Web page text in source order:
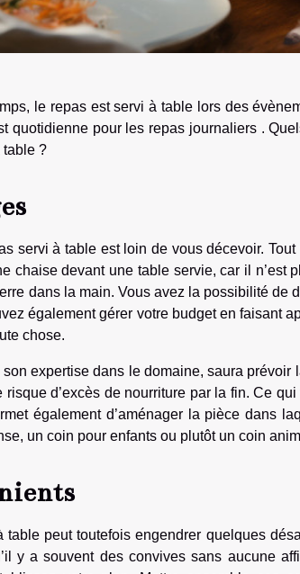
le repas est servi à table lors des
quotidienne pour les repas journaliers .
table ?
servi à table est loin de vous décevoir.
chaise devant une table servie, car il n’est
dans la main. Vous avez la possibilité de
également gérer votre budget en faisant
chose.
son expertise dans le domaine, saura
risque d’excès de nourriture par la fin. Ce
également d’aménager la pièce dans
un coin pour enfants ou plutôt un coin
table peut toutefois engendrer quelques
y a souvent des convives sans aucune